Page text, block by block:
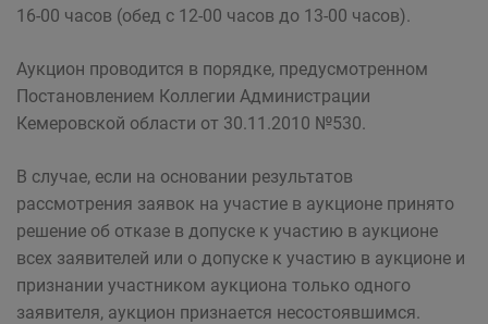
16-00 часов (обед с 12-00 часов до 13-00 часов).
Аукцион проводится в порядке, предусмотренном
Постановлением Коллегии Администрации
Кемеровской области от 30.11.2010 №530.
В случае, если на основании результатов
рассмотрения заявок на участие в аукционе принято
решение об отказе в допуске к участию в аукционе
всех заявителей или о допуске к участию в аукционе и
признании участником аукциона только одного
заявителя, аукцион признается несостоявшимся.